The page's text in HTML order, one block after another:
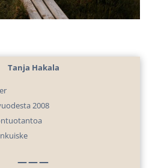
Tanja Hakala
2008
⚊⚊⚊